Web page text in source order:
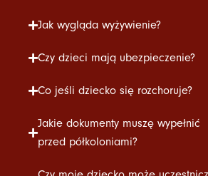
Jak wygląda wyżywienie?
Czy dzieci mają ubezpieczenie?
Co jeśli dziecko się rozchoruje?
Jakie dokumenty muszę wypełnić
przed półkoloniami?